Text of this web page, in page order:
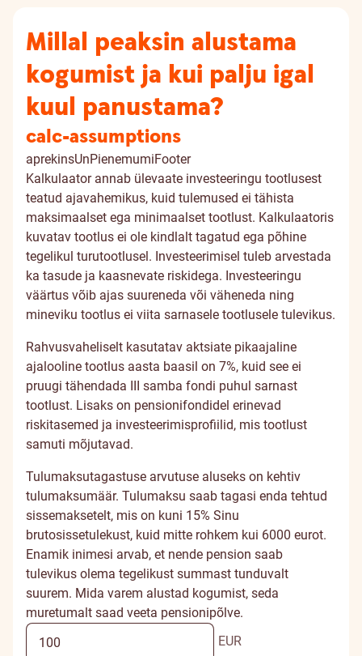
Millal peaksin alustama
kogumist ja kui palju igal
kuul panustama?
calc-assumptions
aprekinsUnPienemumiFooter
Kalkulaator annab ülevaate investeeringu tootlusest
teatud ajavahemikus, kuid tulemused ei tähista
maksimaalset ega minimaalset tootlust. Kalkulaatoris
kuvatav tootlus ei ole kindlalt tagatud ega põhine
tegelikul turutootlusel. Investeerimisel tuleb arvestada
ka tasude ja kaasnevate riskidega. Investeeringu
väärtus võib ajas suureneda või väheneda ning
mineviku tootlus ei viita sarnasele tootlusele tulevikus.
Rahvusvaheliselt kasutatav aktsiate pikaajaline
ajalooline tootlus aasta baasil on 7%, kuid see ei
pruugi tähendada III samba fondi puhul sarnast
tootlust. Lisaks on pensionifondidel erinevad
riskitasemed ja investeerimisprofiilid, mis tootlust
samuti mõjutavad.
Tulumaksutagastuse arvutuse aluseks on kehtiv
tulumaksumäär. Tulumaksu saab tagasi enda tehtud
sissemaksetelt, mis on kuni 15% Sinu
brutosissetulekust, kuid mitte rohkem kui 6000 eurot.
Enamik inimesi arvab, et nende pension saab
tulevikus olema tegelikust summast tunduvalt
suurem. Mida varem alustad kogumist, seda
muretumalt saad veeta pensionipõlve.
EUR